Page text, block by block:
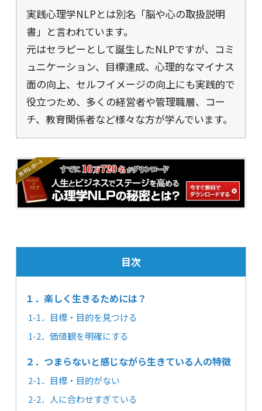
実践心理学NLPとは別名「脳や心の取扱説明
書」と言われています。
元はセラピーとして誕生したNLPですが、コミ
ュニケーション、目標達成、心理的なマイナス
面の向上、セルフイメージの向上にも実践的で
役立つため、多くの経営者や管理職層、コー
チ、教育関係者など様々な方が学んでいます。
目次
１．楽しく生きるためには？
1-1．目標・目的を見つける
1-2．価値観を明確にする
２．つまらないと感じながら生きている人の特徴
2-1．目標・目的がない
2-2．人に合わせすぎている